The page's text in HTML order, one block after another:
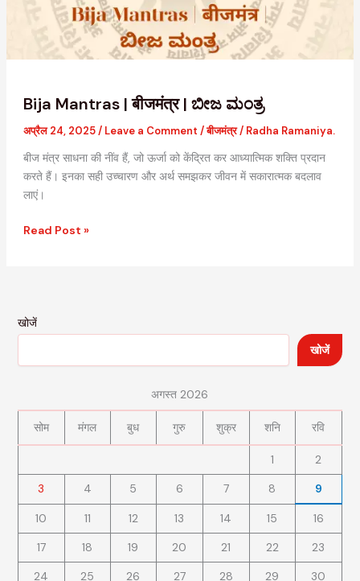
Bija Mantras | बीजमंत्र | ಬೀಜ ಮಂತ್ರ
अप्रैल 24, 2025/ Leave a Comment /बीजमंत्र/ Radha Ramaniya.
बीज मंत्र साधना की नींव हैं, जो ऊर्जा को केंद्रित कर आध्यात्मिक शक्ति प्रदान
करते हैं। इनका सही उच्चारण और अर्थ समझकर जीवन में सकारात्मक बदलाव
लाएं।
Read Post »
खोजें
खोजें
अगस्त 2026
सोम मंगल बुध गुरु शुक्र शनि रवि
1
2
3
4 5 6 7 8 9
10 11 12 13 14 15
16
17
18 19 20 21 22
23
24
25 26 27 28 29
30